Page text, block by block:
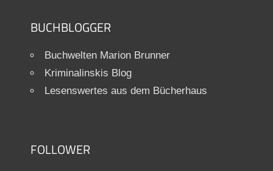
BUCHBLOGGER
Buchwelten Marion Brunner
Kriminalinskis Blog
Lesenswertes aus dem Bücherhaus
FOLLOWER